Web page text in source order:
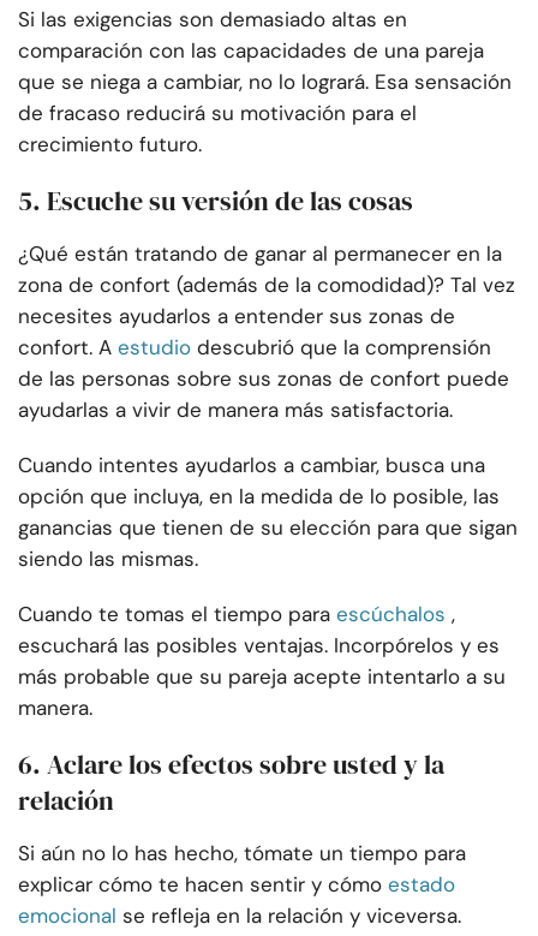
Si las exigencias son demasiado altas en
comparación con las capacidades de una pareja
que se niega a cambiar, no lo logrará. Esa sensación
de fracaso reducirá su motivación para el
crecimiento futuro.
5. Escuche su versión de las cosas
¿Qué están tratando de ganar al permanecer en la
zona de confort (además de la comodidad)? Tal vez
necesites ayudarlos a entender sus zonas de
confort. A estudio descubrió que la comprensión
de las personas sobre sus zonas de confort puede
ayudarlas a vivir de manera más satisfactoria.
Cuando intentes ayudarlos a cambiar, busca una
opción que incluya, en la medida de lo posible, las
ganancias que tienen de su elección para que sigan
siendo las mismas.
Cuando te tomas el tiempo para escúchalos ,
escuchará las posibles ventajas. Incorpórelos y es
más probable que su pareja acepte intentarlo a su
manera.
6. Aclare los efectos sobre usted y la
relación
Si aún no lo has hecho, tómate un tiempo para
explicar cómo te hacen sentir y cómo estado
emocional se refleja en la relación y viceversa.